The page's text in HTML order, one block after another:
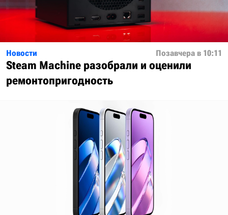
Новости Позавчера в 10:11
Steam Machine разобрали и оценили
ремонтопригодность